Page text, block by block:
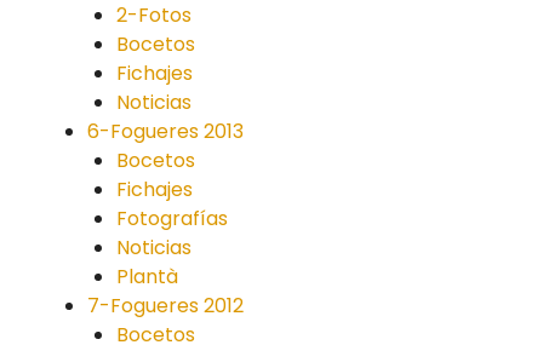
2-Fotos
Bocetos
Fichajes
Noticias
6-Fogueres 2013
Bocetos
Fichajes
Fotografías
Noticias
Plantà
7-Fogueres 2012
Bocetos